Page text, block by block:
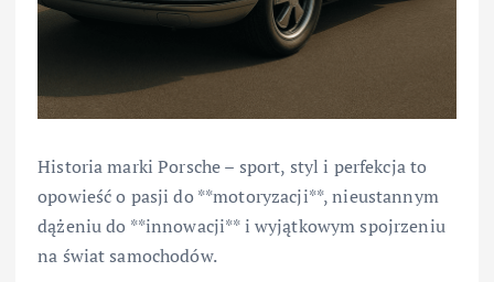
Historia marki Porsche – sport, styl i perfekcja to
opowieść o pasji do **motoryzacji**, nieustannym
dążeniu do **innowacji** i wyjątkowym spojrzeniu
na świat samochodów.